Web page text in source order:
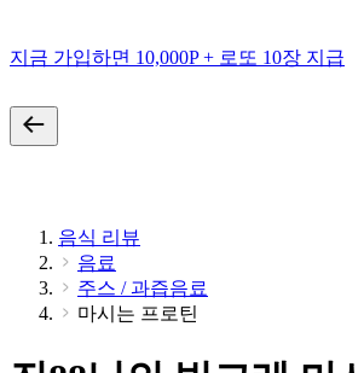
지금 가입하면 10,000P + 로또 10장 지급
음식 리뷰
음료
주스 / 과즙음료
마시는 프로틴